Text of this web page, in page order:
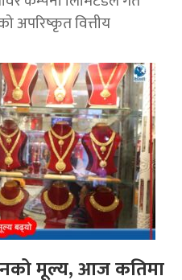
अपरिष्कृत वित्तीय
मूल्य, आज कतिमा